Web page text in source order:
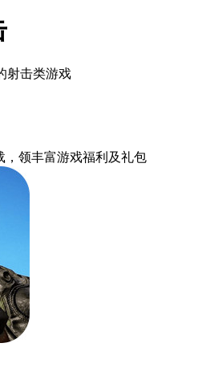
射击类游戏
，领丰富游戏福利 及礼包